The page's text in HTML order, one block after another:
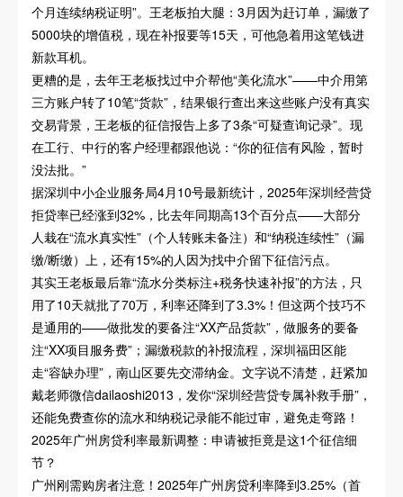
个月连续纳税证明”。王老板拍大腿：3月因为赶订单，漏缴了
5000块的增值税，现在补报要等15天，可他急着用这笔钱进
新款耳机。
更糟的是，去年王老板找过中介帮他“美化流水”——中介用第
三方账户转了10笔“货款”，结果银行查出来这些账户没有真实
交易背景，王老板的征信报告上多了3条“可疑查询记录”。现
在工行、中行的客户经理都跟他说：“你的征信有风险，暂时
没法批。”
据深圳中小企业服务局4月10号最新统计，2025年深圳经营贷
拒贷率已经涨到32%，比去年同期高13个百分点——大部分
人栽在“流水真实性”（个人转账未备注）和“纳税连续性”（漏
缴/断缴）上，还有15%的人因为找中介留下征信污点。
其实王老板最后靠“流水分类标注+税务快速补报”的方法，只
用了10天就批了70万，利率还降到了3.3%！但这两个技巧不
是通用的——做批发的要备注“XX产品货款”，做服务的要备
注“XX项目服务费”；漏缴税款的补报流程，深圳福田区能
走“容缺办理”，南山区要先交滞纳金。文字说不清楚，赶紧加
戴老师微信dailaoshi2013，发你“深圳经营贷专属补救手册”，
还能免费查你的流水和纳税记录能不能过审，避免走弯路！
2025年广州房贷利率最新调整：申请被拒竟是这1个征信细
节？
广州刚需购房者注意！2025年广州房贷利率降到3.25%（首